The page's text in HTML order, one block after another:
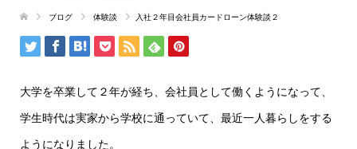
ブログ 体験談 入社２年目会社員カードローン体験談２
大学を卒業して２年が経ち、会社員として働くようになって、
学生時代は実家から学校に通っていて、最近一人暮らしをする
ようになりました。